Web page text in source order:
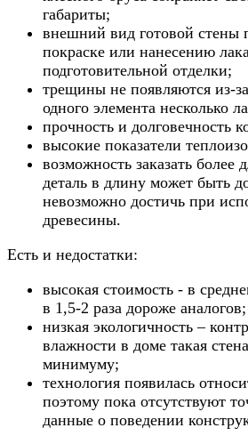
габариты;
внешний вид готовой стены
покраске или нанесению
подготовительной отделки;
трещины не появляются из-
одного элемента несколько
прочность и долговечность
высокие показатели
возможность заказать более
деталь в длину может быть
невозможно достичь при
древесины.
Есть и недостатки:
высокая стоимость - в
в 1,5-2 раза дороже аналогов;
низкая экологичность –
влажности в доме такая
минимуму;
технология появилась
поэтому пока отсутствуют
данные о поведении